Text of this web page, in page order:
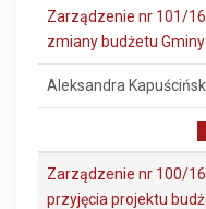
Zarządzenie nr 101/
zmiany budżetu
Aleksandra
Zarządzenie nr 100/
przyjęcia projektu